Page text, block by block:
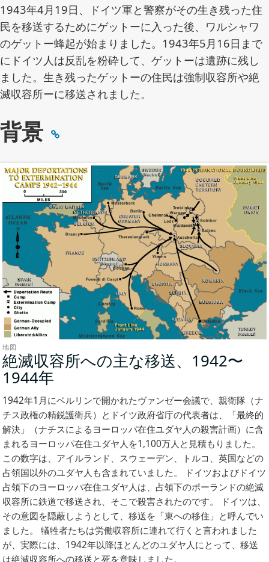
ッ
ト:
1943年4月19日、ドイツ軍と警察がその生き残った住
民を移送するためにゲットーに入った後、ワルシャワ
のゲットー蜂起が始まりました。1943年5月16日まで
にドイツ人は反乱を粉砕して、ゲットーは遺跡に残し
ました。生き残ったゲットーの住民は強制収容所や絶
滅収容所ーに移送されました。
背景
地図
絶滅収容所への主な移送、1942〜
1944年
図)
1942年1月にベルリンで開かれたヴァンゼー会議で、親衛隊（ナ
チス政権の精鋭護衛兵）とドイツ政府省庁の代表者は、「最終的
解決」（ナチスによるヨーロッパ在住ユダヤ人の殺害計画）に含
まれるヨーロッパ在住ユダヤ人を1,100万人と見積もりました。
この数字は、アイルランド、スウェーデン、トルコ、英国などの
占領国以外のユダヤ人も含まれていました。 ドイツおよびドイツ
占領下のヨーロッパ在住ユダヤ人は、占領下のポーランドの絶滅
収容所に鉄道で移送され、そこで殺害されたのです。 ドイツは、
その意図を隠蔽しようとして、移送を「東への移住」と呼んでい
ました。 犠牲者たちは労働収容所に連れて行くと言われました
が、実際には、1942年以降ほとんどのユダヤ人にとって、移送
は絶滅収容所への移送と死を意味しました。